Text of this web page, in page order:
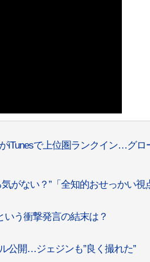
iTunesで上位圏ランクイン…グロ
がない？”「全知的おせっかい視
いう衝撃発言の結末は？
公開…ジェジンも”良く撮れた”